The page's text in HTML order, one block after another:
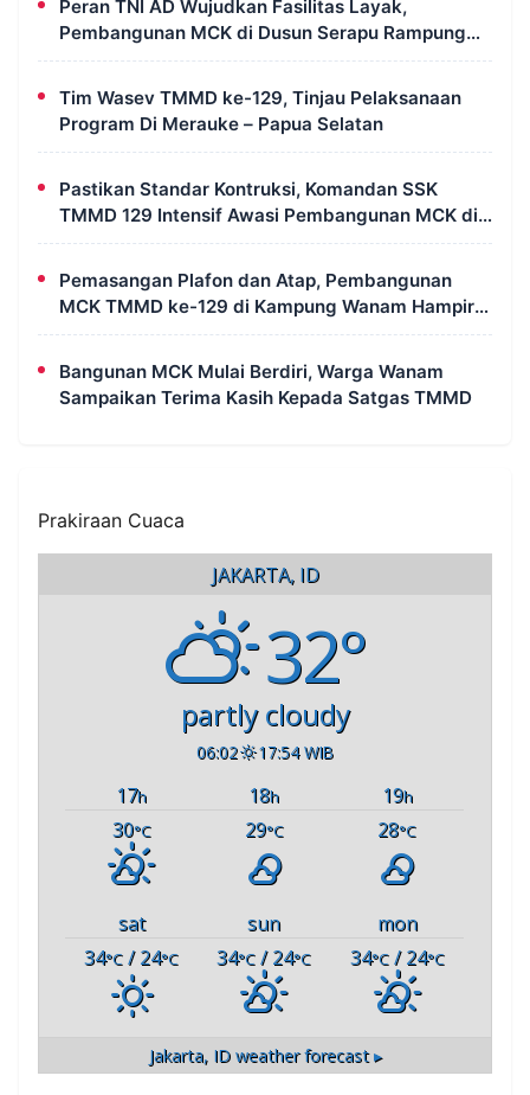
Peran TNI AD Wujudkan Fasilitas Layak,
Pembangunan MCK di Dusun Serapu Rampung
Dikerjakan
Tim Wasev TMMD ke-129, Tinjau Pelaksanaan
Program Di Merauke – Papua Selatan
Pastikan Standar Kontruksi, Komandan SSK
TMMD 129 Intensif Awasi Pembangunan MCK di
Wanam
Pemasangan Plafon dan Atap, Pembangunan
MCK TMMD ke-129 di Kampung Wanam Hampir
Rampung
Bangunan MCK Mulai Berdiri, Warga Wanam
Sampaikan Terima Kasih Kepada Satgas TMMD
Prakiraan Cuaca
JAKARTA, ID
32°
partly cloudy
06:02 17:54 WIB
17h 18h 19h
30°C 29°C 28°C
sat sun
mon
34°C / 24°C 34°C / 24°C 34°C/ 24°C
Jakarta, IDweather forecast ▸